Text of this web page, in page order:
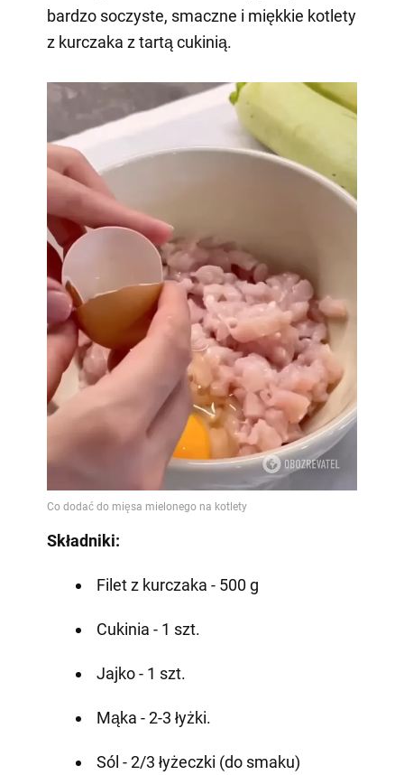
bardzo soczyste, smaczne i miękkie kotlety
z kurczaka z tartą cukinią.
Składniki:
Filet z kurczaka - 500 g
Cukinia - 1 szt.
Jajko - 1 szt.
Mąka - 2-3 łyżki.
Sól - 2/3 łyżeczki (do smaku)